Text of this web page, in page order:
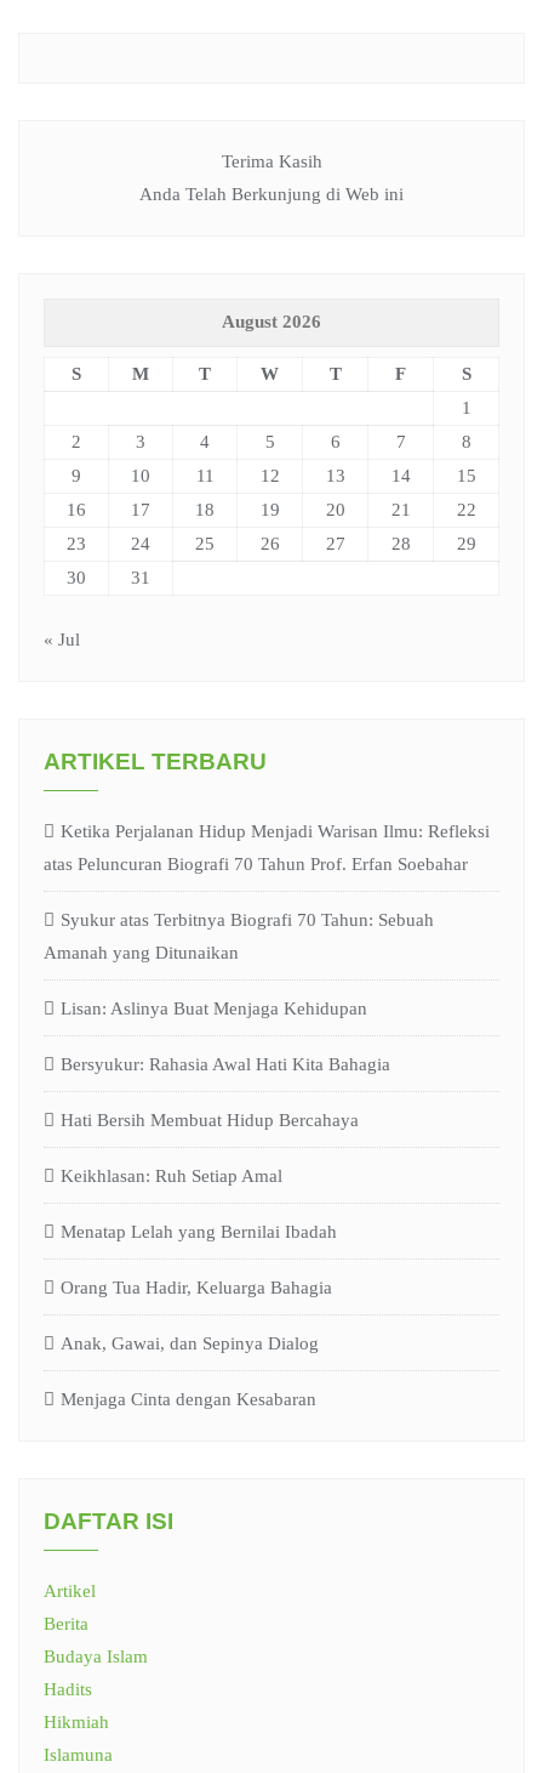
Terima Kasih
Anda Telah Berkunjung di Web ini
August 2026
S M T W T F
S
1
2
3 4 5 6 7
8
9
10 11 12 13 14
15
16
17 18 19 20 21
22
23
24 25 26 27 28
29
30
31
« Jul
ARTIKEL TERBARU
Ketika Perjalanan Hidup Menjadi Warisan Ilmu: Refleksi
atas Peluncuran Biografi 70 Tahun Prof. Erfan Soebahar
Syukur atas Terbitnya Biografi 70 Tahun: Sebuah
Amanah yang Ditunaikan
Lisan: Aslinya Buat Menjaga Kehidupan
Bersyukur: Rahasia Awal Hati Kita Bahagia
Hati Bersih Membuat Hidup Bercahaya
Keikhlasan: Ruh Setiap Amal
Menatap Lelah yang Bernilai Ibadah
Orang Tua Hadir, Keluarga Bahagia
Anak, Gawai, dan Sepinya Dialog
Menjaga Cinta dengan Kesabaran
DAFTAR ISI
Artikel
Berita
Budaya Islam
Hadits
Hikmiah
Islamuna